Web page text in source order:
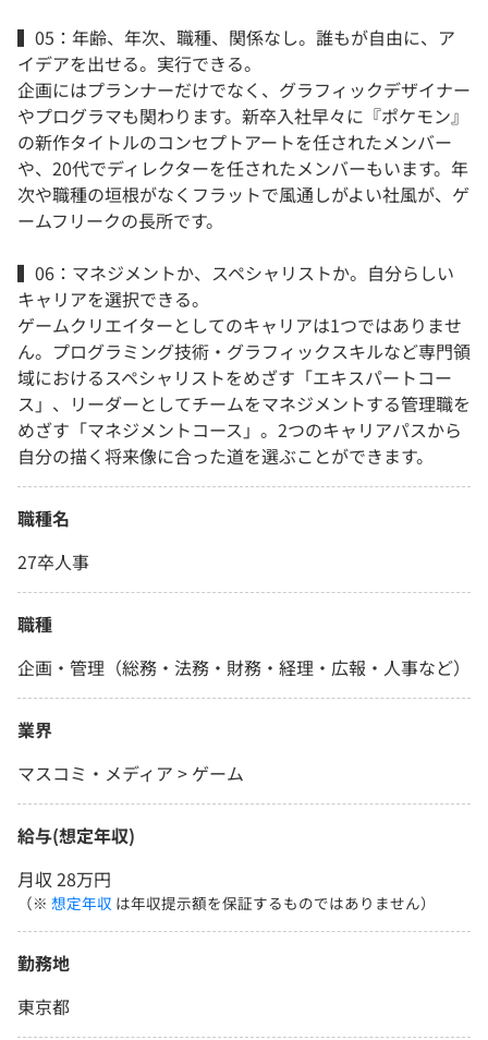
▍05：年齢、年次、職種、関係なし。誰もが自由に、ア
イデアを出せる。実行できる。
企画にはプランナーだけでなく、グラフィックデザイナー
やプログラマも関わります。新卒入社早々に『ポケモン』
の新作タイトルのコンセプトアートを任されたメンバー
や、20代でディレクターを任されたメンバーもいます。年
次や職種の垣根がなくフラットで風通しがよい社風が、ゲ
ームフリークの長所です。
▍06：マネジメントか、スペシャリストか。自分らしい
キャリアを選択できる。
ゲームクリエイターとしてのキャリアは1つではありませ
ん。プログラミング技術・グラフィックスキルなど専門領
域におけるスペシャリストをめざす「エキスパートコー
ス」、リーダーとしてチームをマネジメントする管理職を
めざす「マネジメントコース」。2つのキャリアパスから
自分の描く将来像に合った道を選ぶことができます。
職種名
27卒人事
職種
企画・管理（総務・法務・財務・経理・広報・人事など）
業界
マスコミ・メディア > ゲーム
給与(想定年収)
月収 28万円
（※ 想定年収 は年収提示額を保証するものではありません）
勤務地
東京都